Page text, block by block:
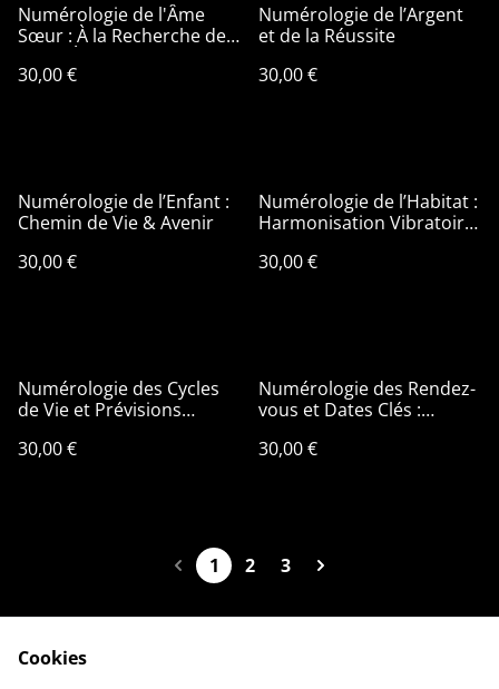
Numérologie de l'Âme
Sœur : À la Recherche de
Complémentaire
30,00 €
Numérologie de l’Argent
et de la Réussite
30,00 €
Numérologie de l’Enfant :
Chemin de Vie & Avenir
30,00 €
Numérologie de l’Habitat :
Harmonisation Vibratoire
30,00 €
Numérologie des Cycles
de Vie et Prévisions
30,00 €
Numérologie des Rendez-
vous et Dates Clés :
30,00 €
1 2 3
Cookies